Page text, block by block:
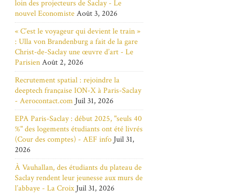
loin des projecteurs de Saclay - Le
nouvel EconomisteAoût 3, 2026
« C’est le voyageur qui devient le train »
: Ulla von Brandenburg a fait de la gare
Christ-de-Saclay une œuvre d’art - Le
ParisienAoût 2, 2026
Recrutement spatial : rejoindre la
deeptech française ION-X à Paris-Saclay
- Aerocontact.com Juil 31, 2026
EPA Paris-Saclay : début 2025, "seuls 40
%" des logements étudiants ont été livrés
(Cour des comptes) - AEF info Juil 31,
2026
À Vauhallan, des étudiants du plateau de
Saclay rendent leur jeunesse aux murs de
l’abbaye - La Croix Juil 31, 2026